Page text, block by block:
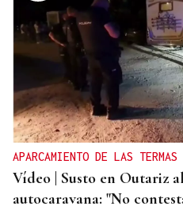
APARCAMIENTO DE LAS TERMAS
Vídeo | Susto en Outariz
autocaravana: "No